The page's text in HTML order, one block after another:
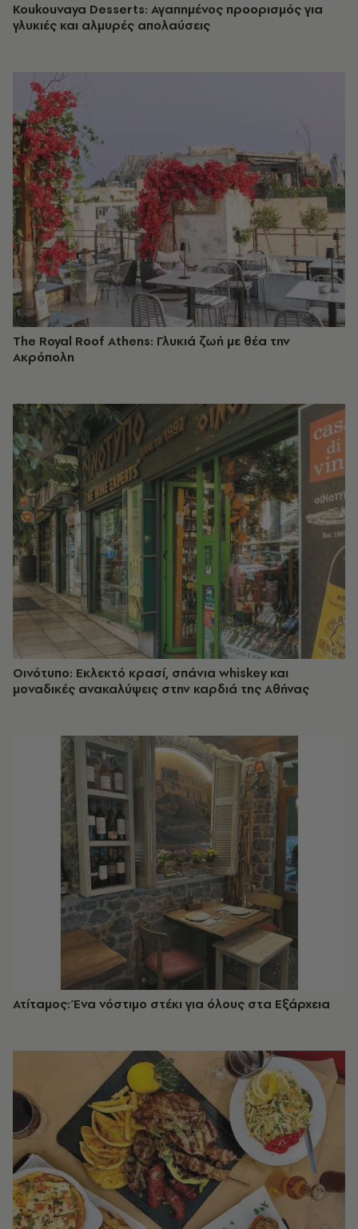
Koukouvaya Desserts: Αγαπημένος προορισμός για
γλυκιές και αλμυρές απολαύσεις
The Royal Roof Athens: Γλυκιά ζωή με θέα την
Ακρόπολη
Οινότυπο: Εκλεκτό κρασί, σπάνια whiskey και
μοναδικές ανακαλύψεις στην καρδιά της Αθήνας
Ατίταμος: Ένα νόστιμο στέκι για όλους στα Εξάρχεια